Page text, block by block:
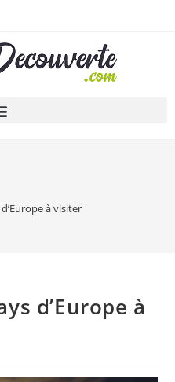
à visiter
d’Europe à